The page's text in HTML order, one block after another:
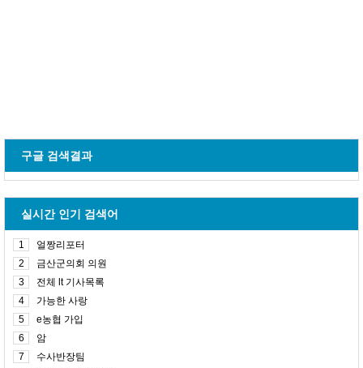
구글 검색결과
실시간 인기 검색어
1
얼짱리포터
2
금산군의회 의원
3
전체 lt 기사목록
4
가능한 사랑
5
e농협 가입
6
암
7
수사반장팀